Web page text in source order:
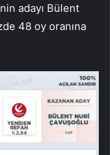
adayı Bülent
48 oy oranına